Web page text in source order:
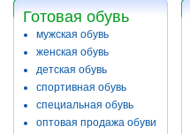
Готовая обувь
мужская обувь
женская обувь
детская обувь
спортивная обувь
специальная обувь
оптовая продажа обуви